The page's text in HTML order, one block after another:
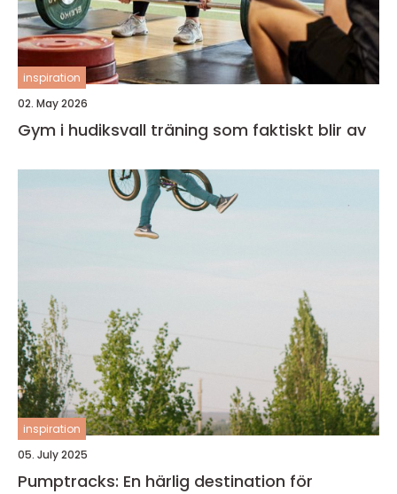
inspiration
02. May 2026
Gym i hudiksvall träning som faktiskt blir av
inspiration
05. July 2025
Pumptracks: En härlig destination för